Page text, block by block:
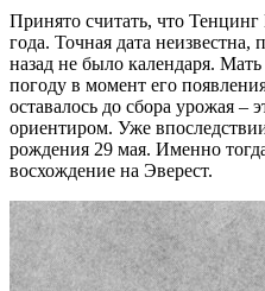
Принято считать, что
года. Точная дата
назад не было календаря.
погоду в момент его
оставалось до сбора урожая –
ориентиром. Уже
рождения 29 мая. Именно
восхождение на Эверест.